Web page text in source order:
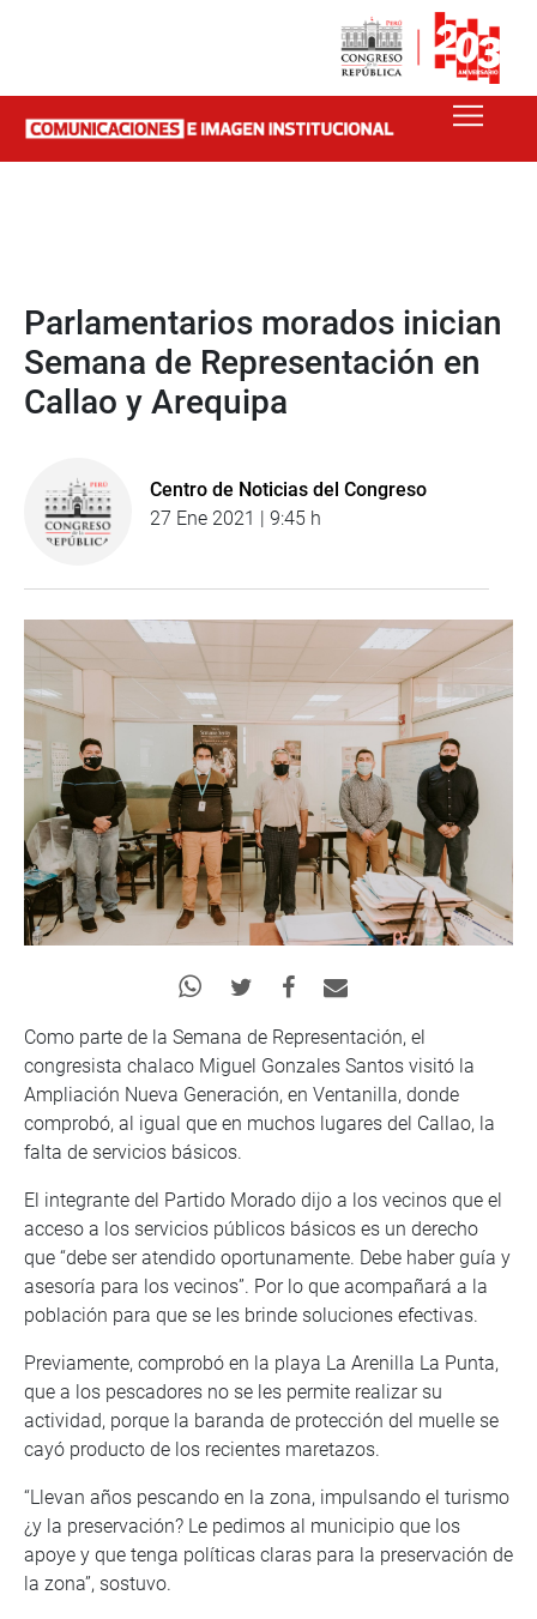
Parlamentarios morados inician
Semana de Representación en
Callao y Arequipa
Centro de Noticias del Congreso
27 Ene 2021 | 9:45 h
Como parte de la Semana de Representación, el
congresista chalaco Miguel Gonzales Santos visitó la
Ampliación Nueva Generación, en Ventanilla, donde
comprobó, al igual que en muchos lugares del Callao, la
falta de servicios básicos.
El integrante del Partido Morado dijo a los vecinos que el
acceso a los servicios públicos básicos es un derecho
que “debe ser atendido oportunamente. Debe haber guía y
asesoría para los vecinos”. Por lo que acompañará a la
población para que se les brinde soluciones efectivas.
Previamente, comprobó en la playa La Arenilla La Punta,
que a los pescadores no se les permite realizar su
actividad, porque la baranda de protección del muelle se
cayó producto de los recientes maretazos.
“Llevan años pescando en la zona, impulsando el turismo
¿y la preservación? Le pedimos al municipio que los
apoye y que tenga políticas claras para la preservación de
la zona”, sostuvo.